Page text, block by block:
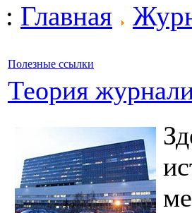
: Главная
Полезные ссылки
Теория